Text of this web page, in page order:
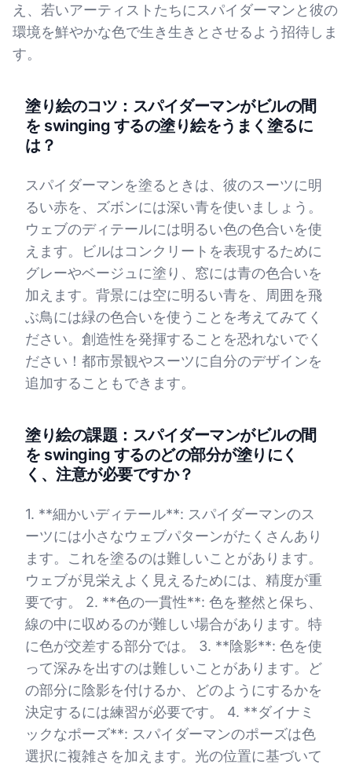
え、若いアーティストたちにスパイダーマンと彼の
環境を鮮やかな色で生き生きとさせるよう招待しま
す。
塗り絵のコツ：スパイダーマンがビルの間
を swinging するの塗り絵をうまく塗るに
は？
スパイダーマンを塗るときは、彼のスーツに明
るい赤を、ズボンには深い青を使いましょう。
ウェブのディテールには明るい色の色合いを使
えます。ビルはコンクリートを表現するために
グレーやベージュに塗り、窓には青の色合いを
加えます。背景には空に明るい青を、周囲を飛
ぶ鳥には緑の色合いを使うことを考えてみてく
ださい。創造性を発揮することを恐れないでく
ださい！都市景観やスーツに自分のデザインを
追加することもできます。
塗り絵の課題：スパイダーマンがビルの間
を swinging するのどの部分が塗りにく
く、注意が必要ですか？
1. **細かいディテール**: スパイダーマンのス
ーツには小さなウェブパターンがたくさんあり
ます。これを塗るのは難しいことがあります。
ウェブが見栄えよく見えるためには、精度が重
要です。 2. **色の一貫性**: 色を整然と保ち、
線の中に収めるのが難しい場合があります。特
に色が交差する部分では。 3. **陰影**: 色を使
って深みを出すのは難しいことがあります。ど
の部分に陰影を付けるか、どのようにするかを
決定するには練習が必要です。 4. **ダイナミ
ックなポーズ**: スパイダーマンのポーズは色
選択に複雑さを加えます。光の位置に基づいて